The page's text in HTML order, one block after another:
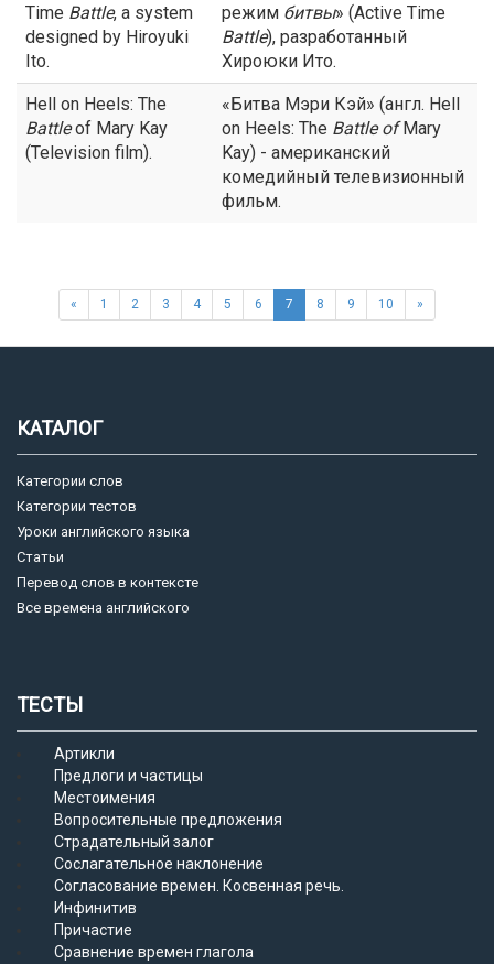
Time Battle, a system
designed by Hiroyuki
Ito.
режим битвы» (Active Time
Battle), разработанный
Хироюки Ито.
Hell on Heels: The
Battleof Mary Kay
(Television film).
«Битва Мэри Кэй» (англ. Hell
on Heels: The BattleofMary
Kay) - американский
комедийный телевизионный
фильм.
« 1 2 3 4 5 6 7 8 9 10 »
КАТАЛОГ
Категории слов
Категории тестов
Уроки английского языка
Статьи
Перевод слов в контексте
Все времена английского
ТЕСТЫ
Артикли
Предлоги и частицы
Местоимения
Вопросительные предложения
Страдательный залог
Сослагательное наклонение
Согласование времен. Косвенная речь.
Инфинитив
Причастие
Сравнение времен глагола